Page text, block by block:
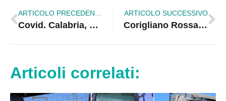
ARTICOLO PRECEDENTE
Covid. Calabria, bollettino regionale del 27 gennaio: +263 rispetto a ieri
ARTICOLO SUCCESSIVO
Corigliano Rossano. Vicini alle persone in difficoltà, Novellis: Raggiunti circa 2500 nuclei familiari
Articoli correlati: